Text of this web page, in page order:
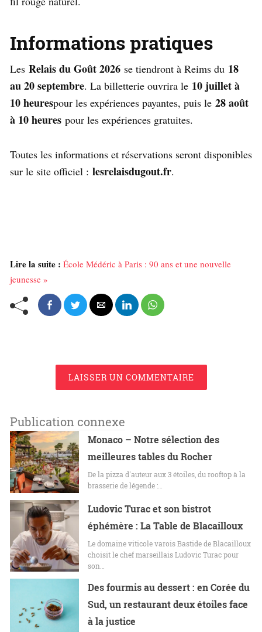
Informations pratiques
Les Relais du Goût 2026 se tiendront à Reims du 18
au 20 septembre. La billetterie ouvrira le 10 juillet à
10 heurespour les expériences payantes, puis le 28 août
à 10 heures pour les expériences gratuites.
Toutes les informations et réservations seront disponibles
sur le site officiel : lesrelaisdugout.fr.
Lire la suite : École Médéric à Paris : 90 ans et une nouvelle
jeunesse »
LAISSER UN COMMENTAIRE
Publication connexe
Monaco – Notre sélection des
meilleures tables du Rocher
De la pizza d'auteur aux 3 étoiles, du rooftop à la
brasserie de légende :…
Ludovic Turac et son bistrot
éphémère : La Table de Blacailloux
Le domaine viticole varois Bastide de Blacailloux
choisit le chef marseillais Ludovic Turac pour
son…
Des fourmis au dessert : en Corée du
Sud, un restaurant deux étoiles face
à la justice